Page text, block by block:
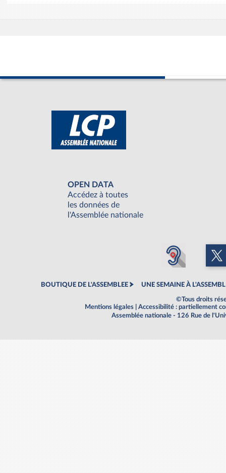
OPEN DATA
Accédez à toutes
les données de
l'Assemblée nationale
BOUTIQUE DE L'ASSEMBLEE UNE SEMAINE À
©Tous droits
Mentions légales
Accessibilité : partiellement
Assemblée nationale - 126 Rue de